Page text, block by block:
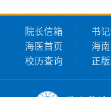
院长信箱 书
海医首页
海
校历查询
正